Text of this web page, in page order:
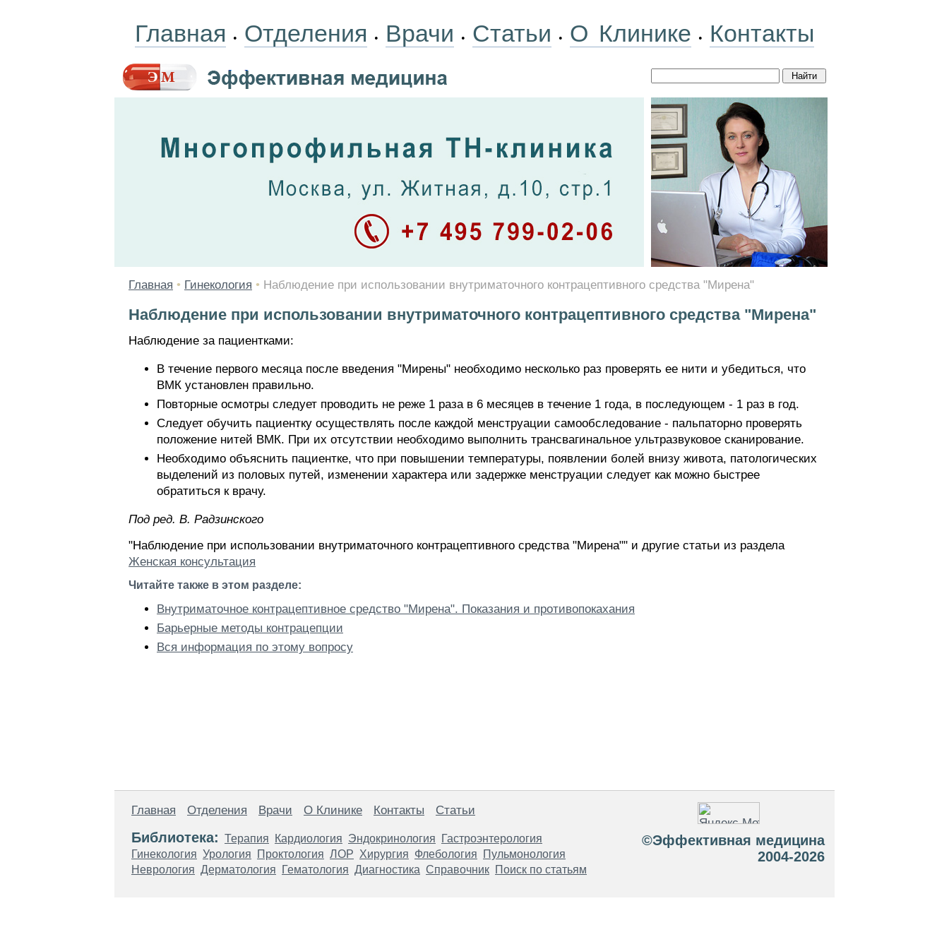
Главная • Отделения • Врачи • Статьи • О Клинике • Контакты
Главная • Гинекология • Наблюдение при использовании внутриматочного контрацептивного средства "Мирена"
Наблюдение при использовании внутриматочного контрацептивного средства "Мирена"
Наблюдение за пациентками:
В течение первого месяца после введения "Мирены" необходимо несколько раз проверять ее нити и убедиться, что
ВМК установлен правильно.
Повторные осмотры следует проводить не реже 1 раза в 6 месяцев в течение 1 года, в последующем - 1 раз в год.
Следует обучить пациентку осуществлять после каждой менструации самообследование - пальпаторно проверять
положение нитей ВМК. При их отсутствии необходимо выполнить трансвагинальное ультразвуковое сканирование.
Необходимо объяснить пациентке, что при повышении температуры, появлении болей внизу живота, патологических
выделений из половых путей, изменении характера или задержке менструации следует как можно быстрее
обратиться к врачу.
Пoд peд. В. Радзинского
"Наблюдение при использовании внутриматочного контрацептивного средства "Мирена"" и другие статьи из раздела
Женская консультация
Читайте также в этом разделе:
Внутриматочное контрацептивное средство "Мирена". Показания и противопокахания
Барьерные методы контрацепции
Вся информация по этому вопросу
Главная Отделения Врачи О Клинике Контакты Статьи
Библиотека: Терапия Кардиология Эндокринология
Гастроэнтерология
Гинекология Урология Проктология ЛОР Хирургия Флебология
Пульмонология
Неврология Дерматология Гематология Диагностика Справочник Поиск по статьям
©Эффективная медицина
2004-2026